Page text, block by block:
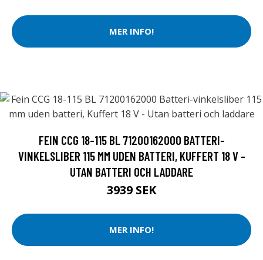
MER INFO!
FEIN CCG 18-115 BL 71200162000 BATTERI-
VINKELSLIBER 115 MM UDEN BATTERI, KUFFERT 18 V -
UTAN BATTERI OCH LADDARE
3939 SEK
MER INFO!